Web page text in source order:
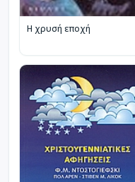
Η χρυσή εποχή